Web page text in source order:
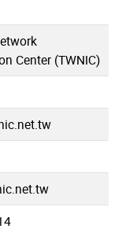
Center (TWNIC)